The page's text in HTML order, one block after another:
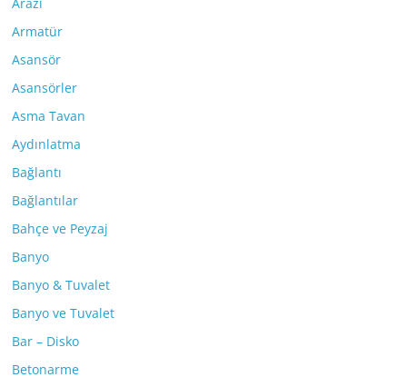
Armatür
Asansör
Asansörler
Asma Tavan
Aydınlatma
Bağlantı
Bağlantılar
Bahçe ve Peyzaj
Banyo
Banyo & Tuvalet
Banyo ve Tuvalet
Bar – Disko
Betonarme